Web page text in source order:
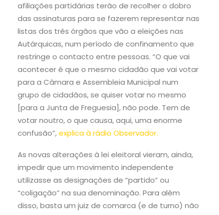
afiliações partidárias terão de recolher o dobro
das assinaturas para se fazerem representar nas
listas dos três órgãos que vão a eleições nas
Autárquicas, num período de confinamento que
restringe o contacto entre pessoas. “O que vai
acontecer é que o mesmo cidadão que vai votar
para a Câmara e Assembleia Municipal num
grupo de cidadãos, se quiser votar no mesmo
[para a Junta de Freguesia], não pode. Tem de
votar noutro, o que causa, aqui, uma enorme
confusão”,explica à rádio Observador.
As novas alterações à lei eleitoral vieram, ainda,
impedir que um movimento independente
utilizasse as designações de “partido” ou
“coligação” na sua denominação. Para além
disso, basta um juiz de comarca (e de turno) não